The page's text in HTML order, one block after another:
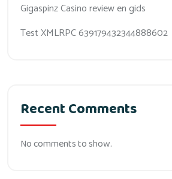
Gigaspinz Casino review en gids
Test XMLRPC 639179432344888602
Recent Comments
No comments to show.